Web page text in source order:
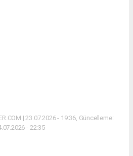
| 23.07.2026 - 19:36, Güncelleme:
- 22:35